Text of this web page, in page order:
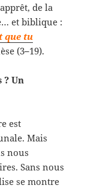
de la
et biblique :
que tu
(3–19).
Un
est
Mais
nous
Sans nous
se montre